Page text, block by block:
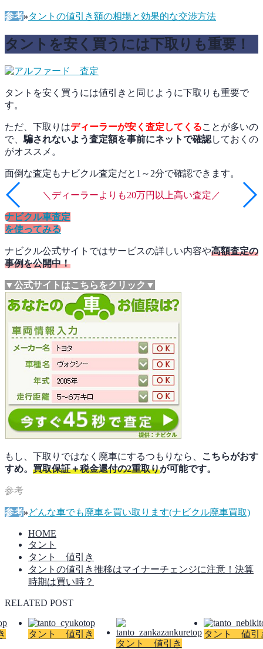
参考»タントの値引き額の相場と効果的な交渉方法
タントを安く買うには下取りも重要！
タントを安く買うには値引きと同じように下取りも重要で
す。
ただ、下取りはディーラーが安く査定してくることが多いの
で、騙されないよう査定額を事前にネットで確認しておくの
がオススメ。
面倒な査定もナビクル査定だと1～2分で確認できます。
＼ディーラーよりも20万円以上高い査定／
ナビクル車査定
を使ってみる
ナビクル公式サイトではサービスの詳しい内容や高額査定の
事例を公開中！
▼公式サイトはこちらをクリック▼
もし、下取りではなく廃車にするつもりなら、
こちらがおす
すめ。 買取保証＋税金還付の2重取りが可能です。
参考»どんな車でも廃車を買い取ります(ナビクル廃車買取)
HOME
タント
タント 値引き
タントの値引き推移はマイナーチェンジに注意！決算
時期は買い時？
RELATED POST
タント 値引き
タント 値引き
タント 値引